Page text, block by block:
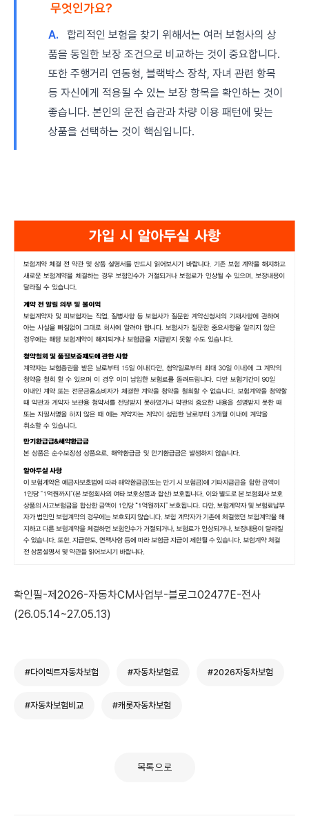
무엇인가요?
A.
합리적인 보험을 찾기 위해서는 여러 보험사의 상
품을 동일한 보장 조건으로 비교하는 것이 중요합니다.
또한 주행거리 연동형, 블랙박스 장착, 자녀 관련 항목
등 자신에게 적용될 수 있는 보장 항목을 확인하는 것이
좋습니다. 본인의 운전 습관과 차량 이용 패턴에 맞는
상품을 선택하는 것이 핵심입니다.
확인필-제2026-자동차CM사업부-블로그02477E-전사
(26.05.14~27.05.13)
#다이렉트자동차보험 #자동차보험료 #2026자동차보험
#자동차보험비교 #캐롯자동차보험
목록으로